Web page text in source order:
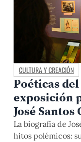
CULTURA Y CREACIÓN
Poéticas
exposición
José Santos
su
La biografía de
hitos polémicos: